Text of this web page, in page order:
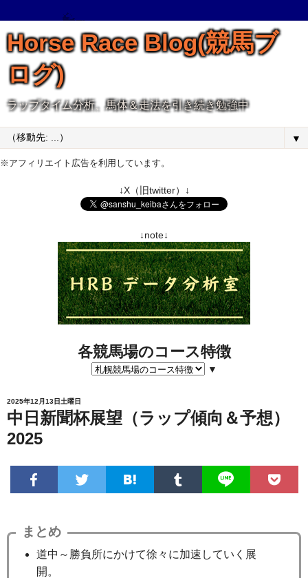
Horse Race Blog(競馬ブ
ログ)
ラップタイム分析、馬体＆走法を引き続き勉強中
▼
※アフィリエイト広告を利用しています。
↓X（旧twitter）↓
↓note↓
各競馬場のコース特徴
▼
2025年12月13日土曜日
中日新聞杯展望（ラップ傾向＆予想）
2025
まとめ
道中～勝負所にかけて徐々に加速していく展
開。